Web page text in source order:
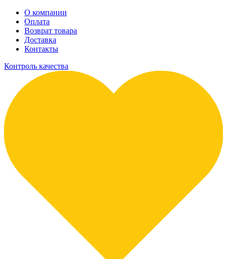
О компании
Оплата
Возврат товара
Доставка
Контакты
Контроль качества